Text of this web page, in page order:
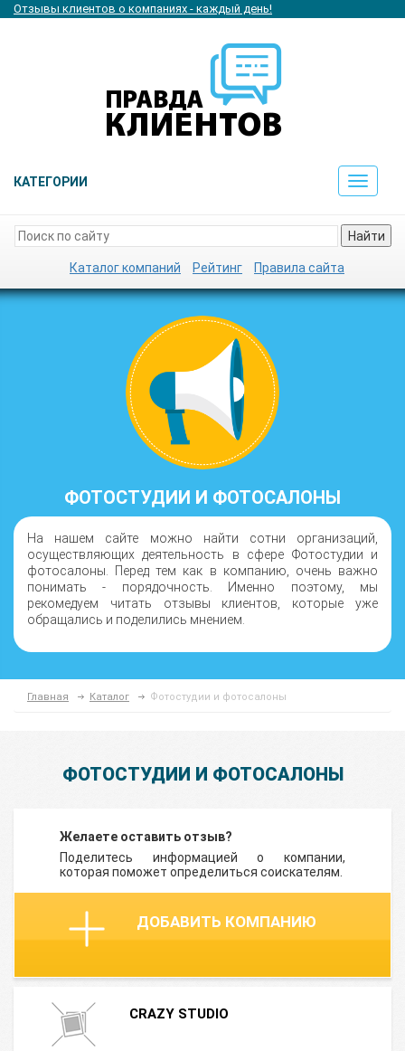
Отзывы клиентов о компаниях - каждый день!
КАТЕГОРИИ
Toggle
Найти
Каталог компаний Рейтинг Правила сайта
ФОТОСТУДИИ И ФОТОСАЛОНЫ
На нашем сайте можно найти сотни организаций,
осуществляющих деятельность в сфере Фотостудии и
фотосалоны. Перед тем как в компанию, очень важно
понимать - порядочность. Именно поэтому, мы
рекомедуем читать отзывы клиентов, которые уже
обращались и поделились мнением.
Главная Каталог Фотостудии и фотосалоны
ФОТОСТУДИИ И ФОТОСАЛОНЫ
Желаете оставить отзыв?
Поделитесь информацией о компании,
которая поможет определиться соискателям.
ДОБАВИТЬ КОМПАНИЮ
CRAZY STUDIO